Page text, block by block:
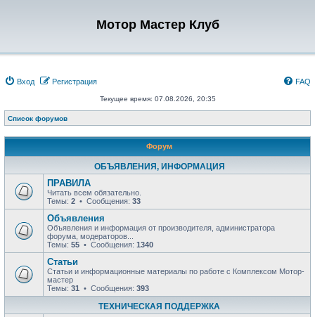
Мотор Мастер Клуб
Вход Регистрация FAQ
Текущее время: 07.08.2026, 20:35
Список форумов
Форум
ОБЪЯВЛЕНИЯ, ИНФОРМАЦИЯ
ПРАВИЛА
Читать всем обязательно.
Темы: 2 • Сообщения: 33
Объявления
Объявления и информация от производителя, администратора
форума, модераторов...
Темы: 55 • Сообщения: 1340
Статьи
Статьи и информационные материалы по работе с Комплексом Мотор-
мастер
Темы: 31 • Сообщения: 393
ТЕХНИЧЕСКАЯ ПОДДЕРЖКА